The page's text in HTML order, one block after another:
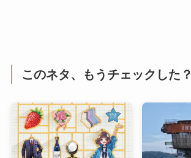
このネタ、もうチェックした？